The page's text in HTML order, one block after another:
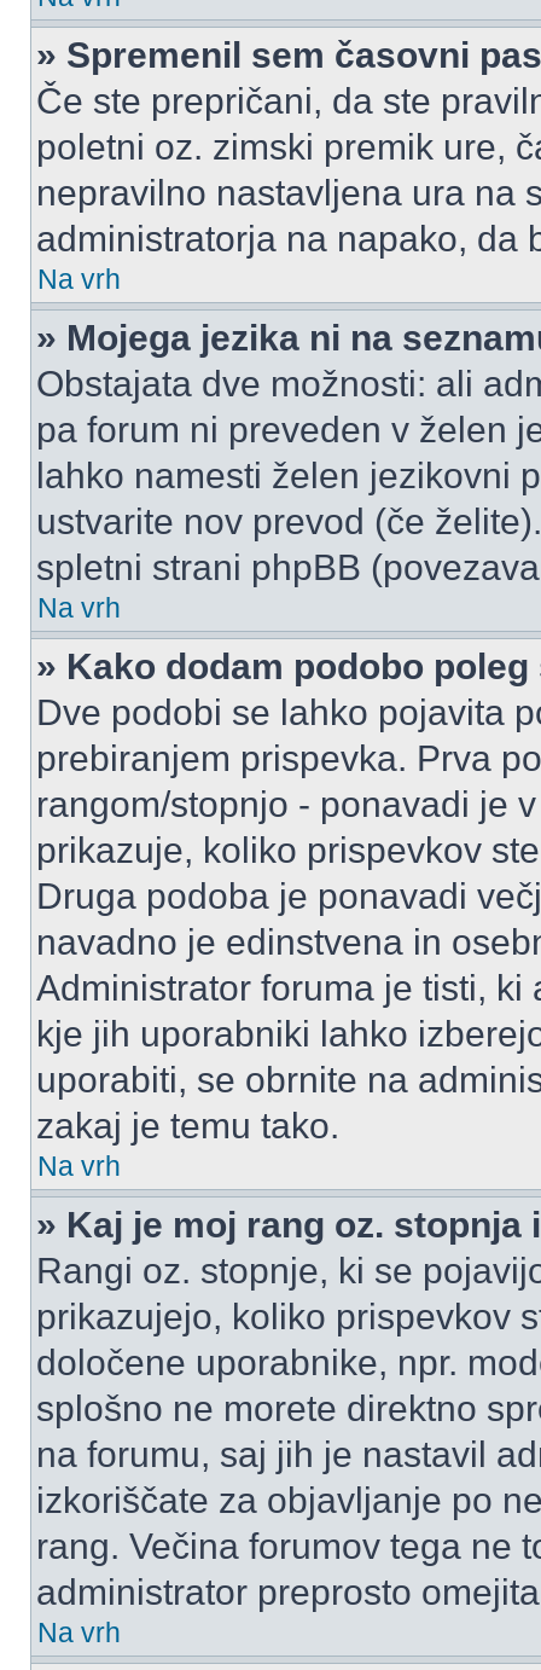
» Spremenil sem časovni
Če ste prepričani, da ste
poletni oz. zimski premik ure,
nepravilno nastavljena ura na
administratorja na napako, da
Na vrh
» Mojega jezika ni na
Obstajata dve možnosti: ali
pa forum ni preveden v želen
lahko namesti želen jezikovni
ustvarite nov prevod (če
spletni strani phpBB
Na vrh
» Kako dodam podobo
Dve podobi se lahko pojavita
prebiranjem prispevka. Prva
rangom/stopnjo - ponavadi je
prikazuje, koliko prispevkov
Druga podoba je ponavadi
navadno je edinstvena in
Administrator foruma je tisti,
kje jih uporabniki lahko
uporabiti, se obrnite na
zakaj je temu tako.
Na vrh
» Kaj je moj rang oz.
Rangi oz. stopnje, ki se
prikazujejo, koliko prispevkov
določene uporabnike, npr.
splošno ne morete direktno
na forumu, saj jih je nastavil
izkoriščate za objavljanje po
rang. Večina forumov tega ne
administrator preprosto
Na vrh